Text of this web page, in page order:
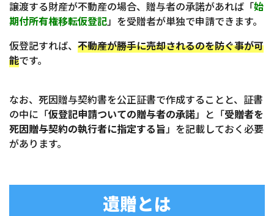
譲渡する財産が不動産の場合、贈与者の承諾があれば「始
期付所有権移転仮登記」を受贈者が単独で申請できます。
仮登記すれば、 不動産が勝手に売却されるのを防ぐ事が可
能です。
なお、死因贈与契約書を公正証書で作成することと、証書
の中に「仮登記申請ついての贈与者の承諾」と「受贈者を
死因贈与契約の執行者に指定する旨」を記載しておく必要
があります。
遺贈とは